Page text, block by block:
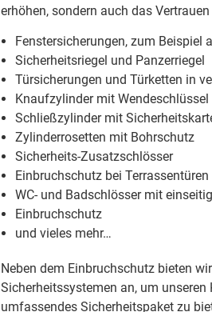
erhöhen, sondern auch das
Fenstersicherungen, zum Beispiel
Sicherheitsriegel und Panzerriegel
Türsicherungen und Türketten in
Knaufzylinder mit Wendeschlüssel
Schließzylinder mit
Zylinderrosetten mit Bohrschutz
Sicherheits-Zusatzschlösser
Einbruchschutz bei Terrassentüren
WC- und Badschlösser mit
Einbruchschutz
und vieles mehr…
Neben dem Einbruchschutz bieten
Sicherheitssystemen an, um
umfassendes Sicherheitspaket zu